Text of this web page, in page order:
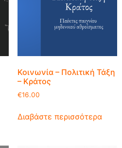
Κοινωνία – Πολιτική Τάξη
– Κράτος
€16.00
Διαβάστε περισσότερα